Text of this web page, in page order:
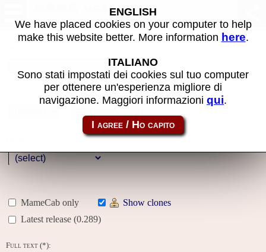
MAME machines
MameCab only
Show clones
Latest release (0.289)
Full text (*):
ENGLISH
We have placed cookies on your computer to help
make this website better. More information here.
ITALIANO
Sono stati impostati dei cookies sul tuo computer
per ottenere un'esperienza migliore di
navigazione. Maggiori informazioni qui.